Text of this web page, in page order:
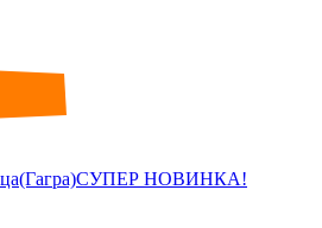
НОВИНКА!